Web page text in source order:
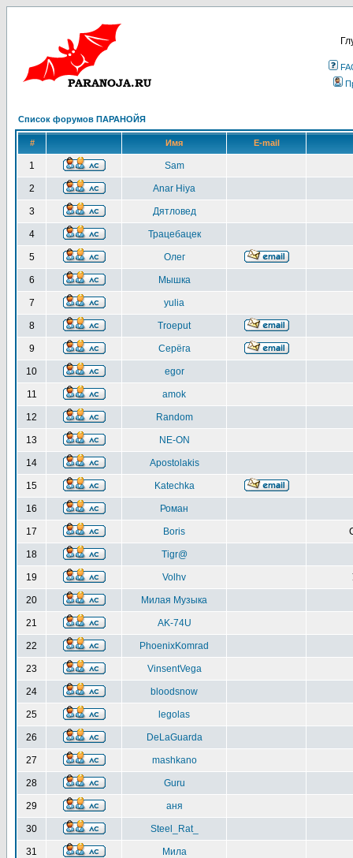
Список форумов ПАРАНОЙЯ
# Имя E-mail
1 Sam
2 Anar Hiya
3 Дятловед
4 Трацебацек
5 Олег
6 Мышка
7 yulia
8 Troeput
9 Серёга
10 egor
11 amok
12 Random
13 NE-ON
14 Apostolakis
15 Katechka
16 Роман
17 Boris
18 Tigr@
19 Volhv
20 Милая Музыка
21 AK-74U
22 PhoenixKomrad
23 VinsentVega
24 bloodsnow
25 legolas
26 DeLaGuarda
27 mashkano
28 Guru
29 аня
30 Steel_Rat_
31 Мила